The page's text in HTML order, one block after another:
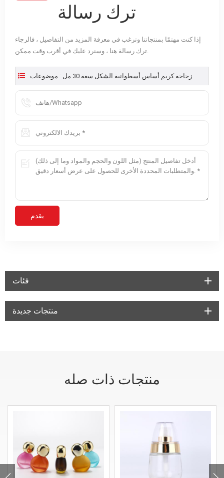
ترك رسالة
إذا كنت مهتمًا بمنتجاتنا وترغب في معرفة المزيد من التفاصيل ، فالرجاء
موضوعات : زجاجة كريم أساس أسطوانية الشكل سعة 30 مل
فئات
منتجات جديدة
منتجات ذات صله